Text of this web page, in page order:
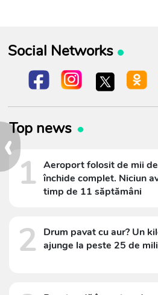
‹
Social Networks
Top news
1 Aeroport folosit de mii
închide complet. Niciun
timp de 11 săptămâni
2
Drum pavat cu aur? Un
ajunge la peste 25 de